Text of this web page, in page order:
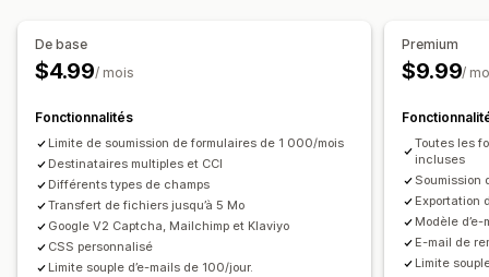
Champs personnalisés
JavaScript personnalisé
Gestion des données
Réponses aux e-mails
Tableau de bord
Limites du nombre de formulaires
Retour d’expérience sur les produits
De base
$4.99/ mois
Fonctionnalités
Limite de soumission de formulaires de 1 000/mois
Destinataires multiples et CCI
Différents types de champs
Transfert de fichiers jusqu’à 5 Mo
Google V2 Captcha, Mailchimp et Klaviyo
CSS personnalisé
Limite souple d’e-mails de 100/jour.
Premium
$9.99/
Toutes les
incluses
Soumission
Exportation
Modèle
E-mail de
Limite